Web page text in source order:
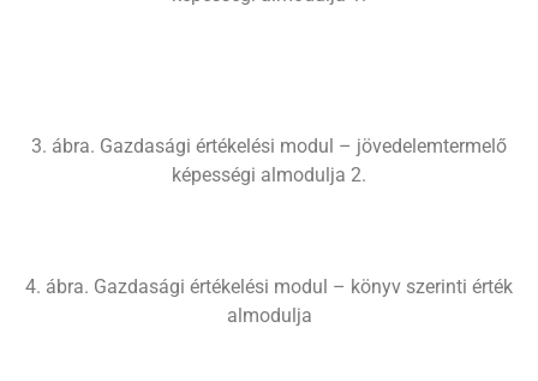
3. ábra. Gazdasági értékelési modul – jövedelemtermelő
képességi almodulja 2.
4. ábra. Gazdasági értékelési modul – könyv szerinti érték
almodulja